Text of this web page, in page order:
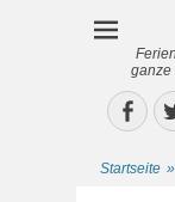
ganze
Startseite »